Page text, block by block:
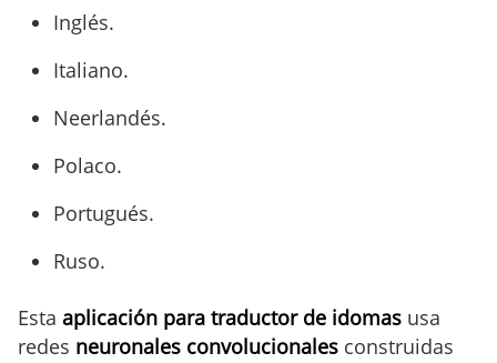
Inglés.
Italiano.
Neerlandés.
Polaco.
Portugués.
Ruso.
Esta aplicación para traductor de idomas usa
redes neuronales convolucionales construidas